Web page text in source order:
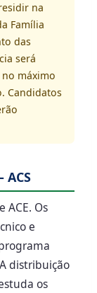
na
Família
das
será
máximo
Candidatos
ACE. Os
e
distribuição
os